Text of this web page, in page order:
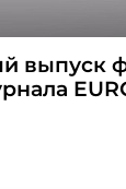
выпуск